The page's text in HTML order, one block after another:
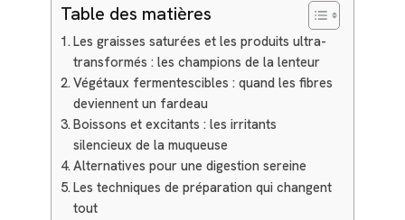
Table des matières
Les graisses saturées et les produits ultra-
transformés : les champions de la lenteur
Végétaux fermentescibles : quand les fibres
deviennent un fardeau
Boissons et excitants : les irritants
silencieux de la muqueuse
Alternatives pour une digestion sereine
Les techniques de préparation qui changent
tout